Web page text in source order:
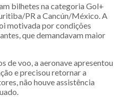
bilhetes na categoria Gol+
PR a Cancún/México. A
motivada por condições
que demandavam maior
de voo, a aeronave apresentou
e precisou retornar a
não houve assistência